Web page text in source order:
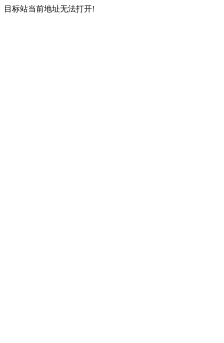
目标站当前地址无法打开!